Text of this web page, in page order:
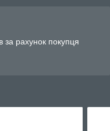
за рахунок покупця